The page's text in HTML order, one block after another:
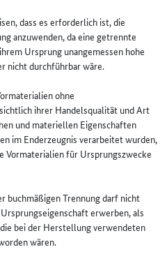
dass es erforderlich ist, die
anzuwenden, da eine getrennte
Ursprung unangemessen hohe
nicht durchführbar wäre.
ohne
ihrer Handelsqualität und Art
und materiellen Eigenschaften
im Enderzeugnis verarbeitet wurden,
Vormaterialien für Ursprungszwecke
buchmäßigen Trennung darf nicht
erwerben, als
bei der Herstellung verwendeten
wären.